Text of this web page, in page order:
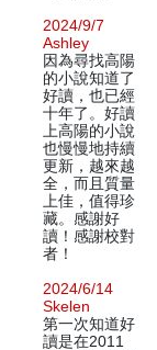
2024/9/7
Ashley
因為尋找高陽
的小說知道了
好讀，也已經
十年了。好讀
上高陽的小說
也慢慢地持續
更新，越來越
全，而且質量
上佳，值得珍
藏。感謝好
讀！感謝校對
者！
2024/6/14
Skelen
第一次知道好
讀是在2011